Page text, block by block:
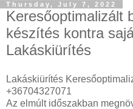
Thursday, July 7, 2022
Keresőoptimalizált
készítés kontra
Lakáskiürítés
Lakáskiürítés
+36704327071
Az elmúlt időszakban